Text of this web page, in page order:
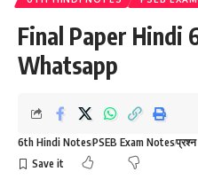
Final Paper Hindi
Whatsapp
6th Hindi NotesPSEB Exam Notes